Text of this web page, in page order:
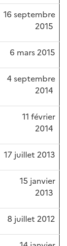
16 septembre
2015
6 mars 2015
4 septembre
2014
11 février
2014
17 juillet 2013
15 janvier
2013
8 juillet 2012